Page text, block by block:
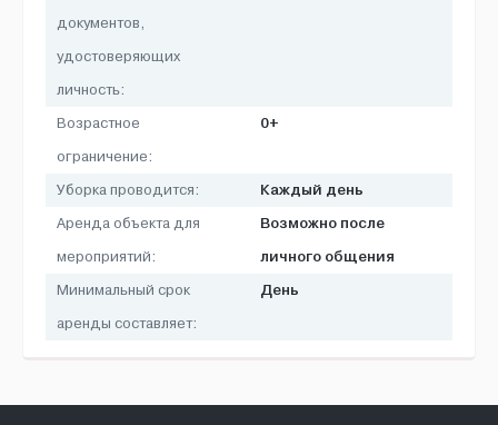
документов,
удостоверяющих
личность:
Возрастное
ограничение:
0+
Уборка проводится: Каждый день
Аренда объекта для
мероприятий:
Возможно после
личного общения
Минимальный срок
аренды составляет:
День